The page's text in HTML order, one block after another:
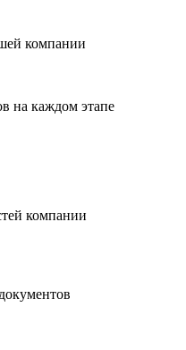
компании
на каждом этапе
компании